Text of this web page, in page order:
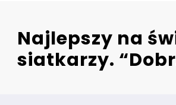
Najlepszy na
siatkarzy.